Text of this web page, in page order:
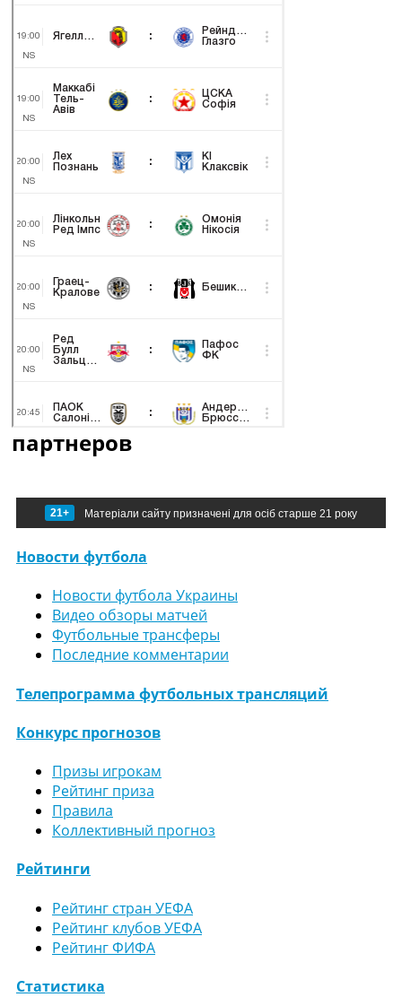
партнеров
21+ Матеріали сайту призначені для осіб старше 21 року
Новости футбола
Новости футбола Украины
Видео обзоры матчей
Футбольные трансферы
Последние комментарии
Телепрограмма футбольных трансляций
Конкурс прогнозов
Призы игрокам
Рейтинг приза
Правила
Коллективный прогноз
Рейтинги
Рейтинг стран УЕФА
Рейтинг клубов УЕФА
Рейтинг ФИФА
Статистика